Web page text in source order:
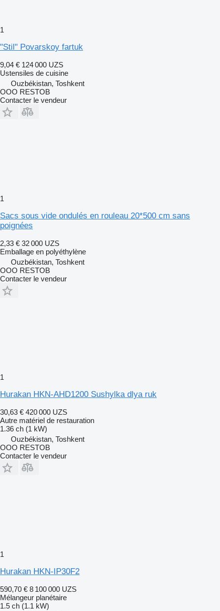
1
"Stil" Povarskoy fartuk
9,04 € 124 000 UZS
Ustensiles de cuisine
Ouzbékistan, Toshkent
OOO RESTOB
Contacter le vendeur
1
Sacs sous vide ondulés en rouleau 20*500 cm sans
poignées
2,33 € 32 000 UZS
Emballage en polyéthylène
Ouzbékistan, Toshkent
OOO RESTOB
Contacter le vendeur
1
Hurakan HKN-AHD1200 Sushylka dlya ruk
30,63 € 420 000 UZS
Autre matériel de restauration
1.36 ch (1 kW)
Ouzbékistan, Toshkent
OOO RESTOB
Contacter le vendeur
1
Hurakan HKN-IP30F2
590,70 € 8 100 000 UZS
Mélangeur planétaire
1.5 ch (1.1 kW)